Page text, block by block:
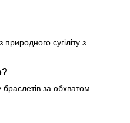
сугіліту з
за обхватом